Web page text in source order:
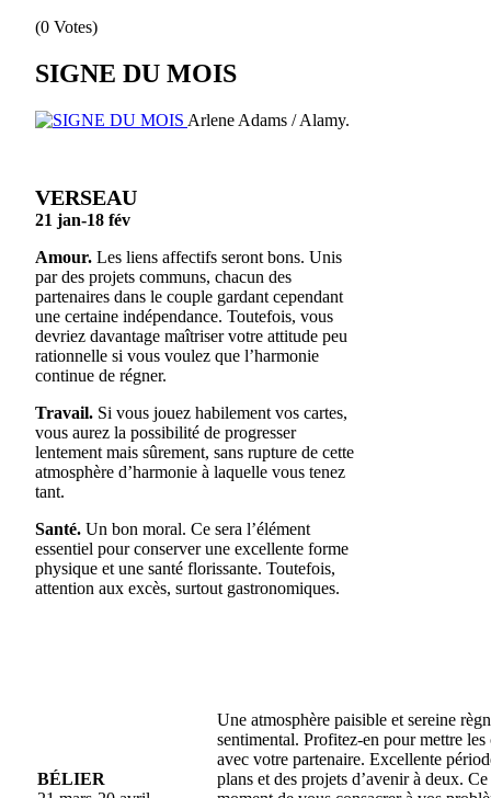
(0 Votes)
SIGNE DU MOIS
Arlene Adams / Alamy.
VERSEAU
21 jan-18 fév
Amour. Les liens affectifs seront bons. Unis
par des projets communs, chacun des
partenaires dans le couple gardant cependant
une certaine indépendance. Toutefois, vous
devriez davantage maîtriser votre attitude peu
rationnelle si vous voulez que l’harmonie
continue de régner.
Travail. Si vous jouez habilement vos cartes,
vous aurez la possibilité de progresser
lentement mais sûrement, sans rupture de cette
atmosphère d’harmonie à laquelle vous tenez
tant.
Santé. Un bon moral. Ce sera l’élément
essentiel pour conserver une excellente forme
physique et une santé florissante. Toutefois,
attention aux excès, surtout gastronomiques.
BÉLIER
Une atmosphère paisible et sereine
sentimental. Profitez-en pour mettre les
avec votre partenaire. Excellente
plans et des projets d’avenir à deux. Ce